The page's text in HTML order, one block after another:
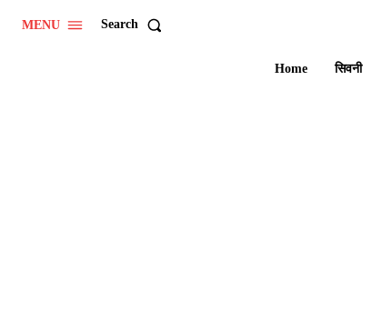
MENU Search
Home सिवनी